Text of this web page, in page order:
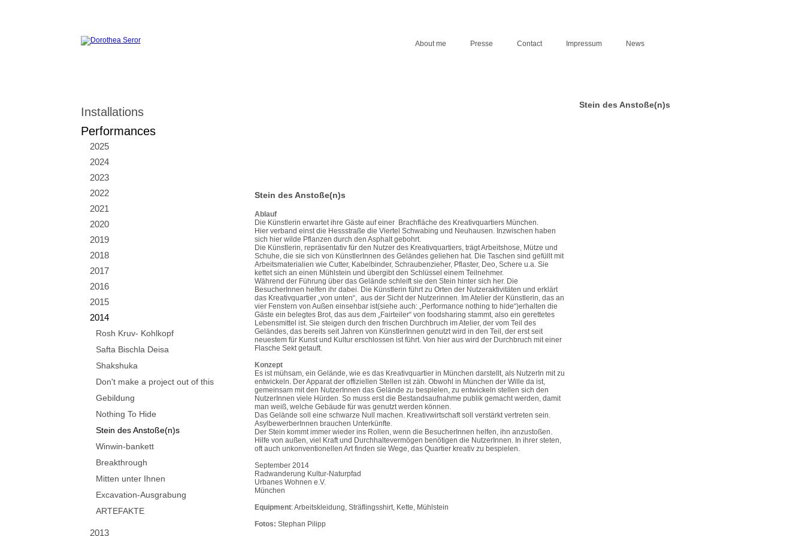
About me Presse Contact Impressum News
Installations
Performances
2025
2024
2023
2022
2021
2020
2019
2018
2017
2016
2015
2014
Rosh Kruv- Kohlkopf
Safta Bischla Deisa
Shakshuka
Don't make a project out of this
Gebildung
Nothing To Hide
Stein des Anstoße(n)s
Winwin-bankett
Breakthrough
Mitten unter Ihnen
Excavation-Ausgrabung
ARTEFAKTE
2013
Stein des Anstoße(n)s
Stein des Anstoße(n)s
Ablauf
Die Künstlerin erwartet ihre Gäste auf einer Brachfläche des Kreativquartiers München.
Hier verband einst die Hessstraße die Viertel Schwabing und Neuhausen. Inzwischen haben
sich hier wilde Pflanzen durch den Asphalt gebohrt.
Die Künstlerin, repräsentativ für den Nutzer des Kreativquartiers, trägt Arbeitshose, Mütze und
Schuhe, die sie sich von KünstlerInnen des Geländes geliehen hat. Die Taschen sind gefüllt mit
Arbeitsmaterialien wie Cutter, Kabelbinder, Schraubenzieher, Pflaster, Deo, Schere u.a. Sie
kettet sich an einen Mühlstein und übergibt den Schlüssel einem Teilnehmer.
Während der Führung über das Gelände schleift sie den Stein hinter sich her. Die
BesucherInnen helfen ihr dabei. Die Künstlerin führt zu Orten der Nutzeraktivitäten und erklärt
das Kreativquartier „von unten“, aus der Sicht der Nutzerinnen. Im Atelier der Künstlerin, das an
vier Fenstern von Außen einsehbar ist(siehe auch: „Performance nothing to hide“)erhalten die
Gäste ein belegtes Brot, das aus dem „Fairteiler“ von foodsharing stammt, also ein gerettetes
Lebensmittel ist. Sie steigen durch den frischen Durchbruch im Atelier, der vom Teil des
Geländes, das bereits seit Jahren von KünstlerInnen genutzt wird in den Teil, der erst seit
neuestem für Kunst und Kultur erschlossen ist führt. Von hier aus wird der Durchbruch mit einer
Flasche Sekt getauft.
Konzept
Es ist mühsam, ein Gelände, wie es das Kreativquartier in München darstellt, als NutzerIn mit zu
entwickeln. Der Apparat der offiziellen Stellen ist zäh. Obwohl in München der Wille da ist,
gemeinsam mit den NutzerInnen das Gelände zu bespielen, zu entwickeln stellen sich den
NutzerInnen viele Hürden. So muss erst die Bestandsaufnahme publik gemacht werden, damit
man weiß, welche Gebäude für was genutzt werden können.
Das Gelände soll eine schwarze Null machen. Kreativwirtschaft soll verstärkt vertreten sein.
AsylbewerberInnen brauchen Unterkünfte.
Der Stein kommt immer wieder ins Rollen, wenn die BesucherInnen helfen, ihn anzustoßen.
Hilfe von außen, viel Kraft und Durchhaltevermögen benötigen die NutzerInnen. In ihrer steten,
oft auch unkonventionellen Art finden sie Wege, das Quartier kreativ zu bespielen.
September 2014
Radwanderung Kultur-Naturpfad
Urbanes Wohnen e.V.
München
Equipment: Arbeitskleidung, Sträflingsshirt, Kette, Mühlstein
Fotos: Stephan Pilipp